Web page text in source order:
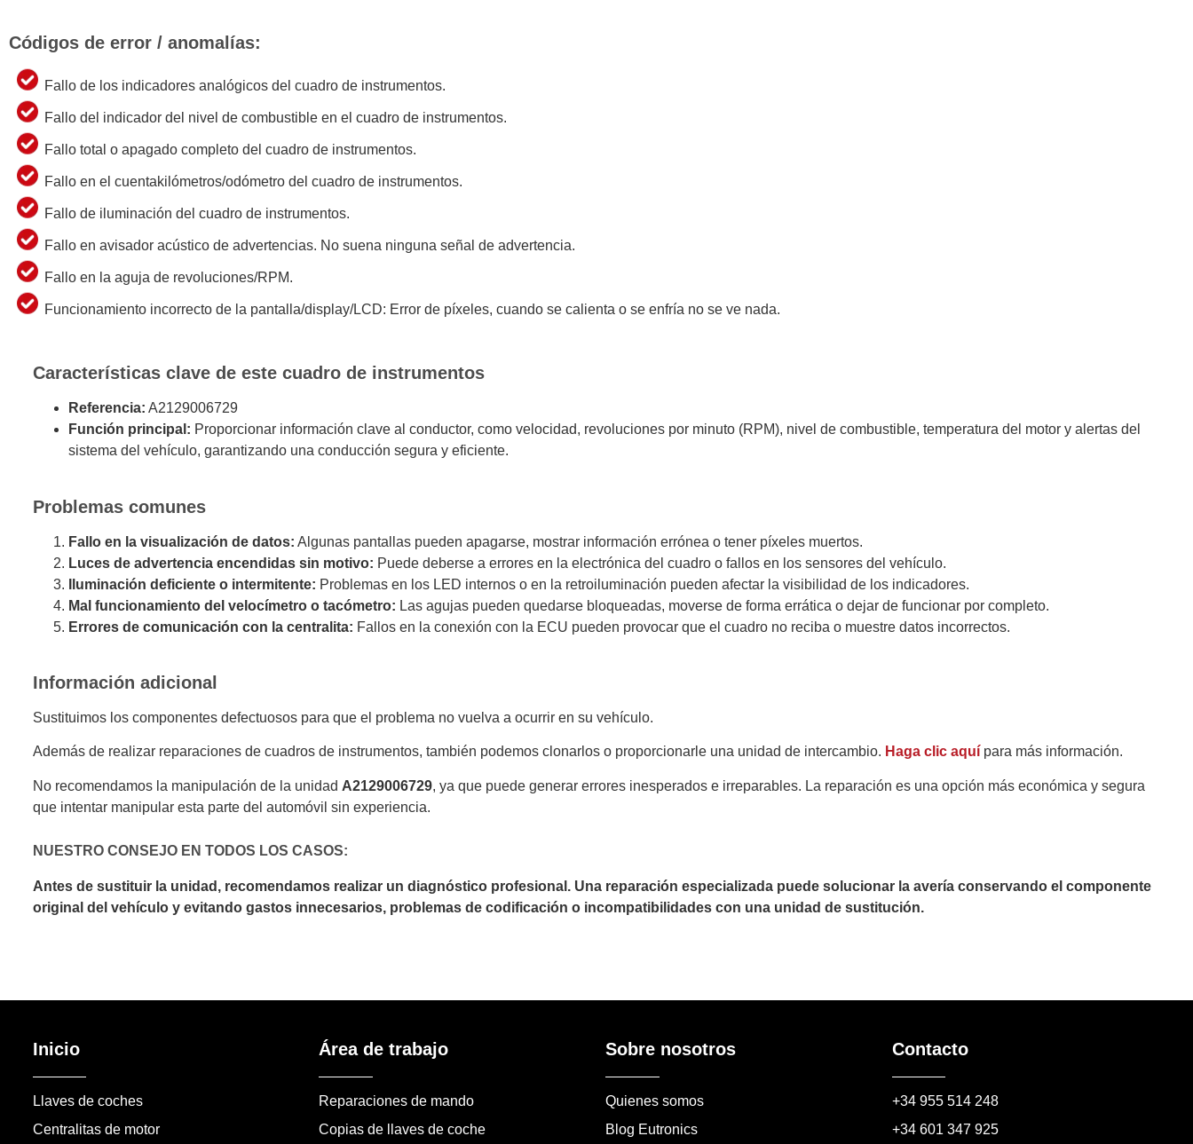
Códigos de error / anomalías:
Fallo de los indicadores analógicos del cuadro de instrumentos.
Fallo del indicador del nivel de combustible en el cuadro de instrumentos.
Fallo total o apagado completo del cuadro de instrumentos.
Fallo en el cuentakilómetros/odómetro del cuadro de instrumentos.
Fallo de iluminación del cuadro de instrumentos.
Fallo en avisador acústico de advertencias. No suena ninguna señal de advertencia.
Fallo en la aguja de revoluciones/RPM.
Funcionamiento incorrecto de la pantalla/display/LCD: Error de píxeles, cuando se calienta o se enfría no se ve nada.
Características clave de este cuadro de instrumentos
Referencia: A2129006729
Función principal: Proporcionar información clave al conductor, como velocidad, revoluciones por minuto (RPM), nivel de combustible, temperatura del motor y alertas del
sistema del vehículo, garantizando una conducción segura y eficiente.
Problemas comunes
Fallo en la visualización de datos: Algunas pantallas pueden apagarse, mostrar información errónea o tener píxeles muertos.
Luces de advertencia encendidas sin motivo: Puede deberse a errores en la electrónica del cuadro o fallos en los sensores del vehículo.
Iluminación deficiente o intermitente: Problemas en los LED internos o en la retroiluminación pueden afectar la visibilidad de los indicadores.
Mal funcionamiento del velocímetro o tacómetro: Las agujas pueden quedarse bloqueadas, moverse de forma errática o dejar de funcionar por completo.
Errores de comunicación con la centralita: Fallos en la conexión con la ECU pueden provocar que el cuadro no reciba o muestre datos incorrectos.
Información adicional
Sustituimos los componentes defectuosos para que el problema no vuelva a ocurrir en su vehículo.
Además de realizar reparaciones de cuadros de instrumentos, también podemos clonarlos o proporcionarle una unidad de intercambio. Haga clic aquí para más información.
No recomendamos la manipulación de la unidad A2129006729, ya que puede generar errores inesperados e irreparables. La reparación es una opción más económica y segura
que intentar manipular esta parte del automóvil sin experiencia.
NUESTRO CONSEJO EN TODOS LOS CASOS:
Antes de sustituir la unidad, recomendamos realizar un diagnóstico profesional. Una reparación especializada puede solucionar la avería conservando el componente
original del vehículo y evitando gastos innecesarios, problemas de codificación o incompatibilidades con una unidad de sustitución.
Inicio
Llaves de coches
Centralitas de motor
Área de trabajo
Reparaciones de mando
Copias de llaves de coche
Sobre nosotros
Quienes somos
Blog Eutronics
Contacto
+34 955 514 248
+34 601 347 925